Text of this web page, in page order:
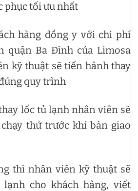
phục tối ưu nhất
hàng đồng y với chi phí
quận Ba Đình của Limosa
kỹ thuật sẽ tiến hành thay
quy trình
lốc tủ lạnh nhân viên sẽ
thử trước khi bàn giao
thì nhân viên kỹ thuật sẽ
cho khách hàng, viết